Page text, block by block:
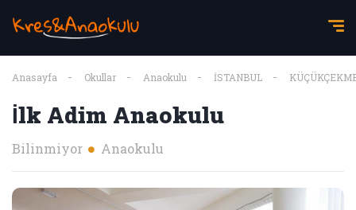
Anasayfa Okullar Anaokulu İSTANBUL
İlk Adim Anaokulu
Bilinmiyor Anaokulu